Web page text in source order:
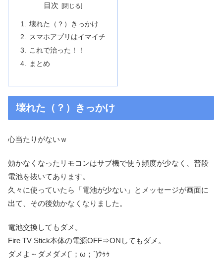
目次
壊れた（？）きっかけ
スマホアプリはイマイチ
これで治った！！
まとめ
壊れた（？）きっかけ
心当たりがないｗ
効かなくなったリモコンはサブ機で使う頻度が少なく、普段
電池を抜いてあります。
久々に使っていたら「電池が少ない」とメッセージが画面に
出て、その後効かなくなりました。
電池交換してもダメ。
Fire TV Stick本体の電源OFF⇒ONしてもダメ。
ダメよ～ダメダメ(´；ω；`)ｳｩｩ